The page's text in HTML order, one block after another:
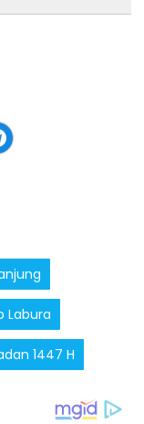
Labura
1447 H